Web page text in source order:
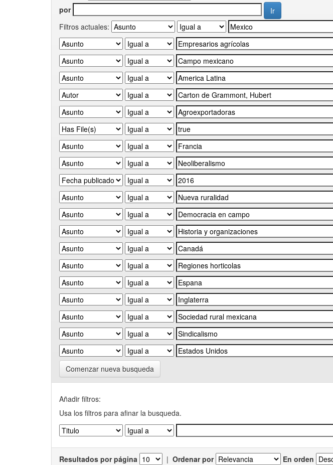
por
Filtros actuales:
Comenzar nueva busqueda
Añadir filtros:
Usa los filtros para afinar la busqueda.
Resultados por página | Ordenar por En orden